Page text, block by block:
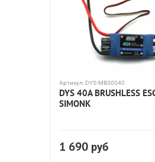
Артикул: DYS-MB30040
DYS 40A BRUSHLESS
SIMONK
1 690 руб